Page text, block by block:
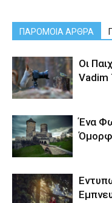
ΠΑΡΟΜΟΙΑ ΑΡΘΡΑ
Οι
Vadim
Ένα